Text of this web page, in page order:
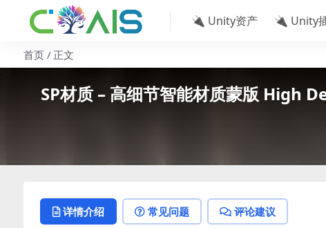
🔌 Unity资产 🔌 Unity
首页 正文
SP材质 – 高细节智能材质蒙版
详情介绍 常见问题 评论建议